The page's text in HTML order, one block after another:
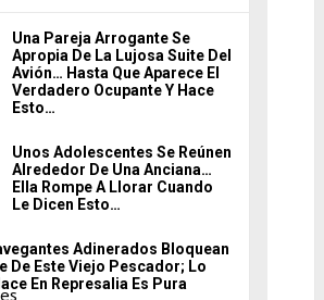
Una Pareja Arrogante Se
Apropia De La Lujosa Suite Del
Avión… Hasta Que Aparece El
Verdadero Ocupante Y Hace
Esto…
Unos Adolescentes Se Reúnen
Alrededor De Una Anciana…
Ella Rompe A Llorar Cuando
Le Dicen Esto…
Adinerados Bloquean
De Este Viejo Pescador; Lo
En Represalia Es Pura